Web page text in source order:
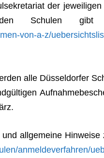
der
Schu­len
von-a‑z/
alle Düs­sel­dor­fer
all­ge­meine
anmeldeverfahren/